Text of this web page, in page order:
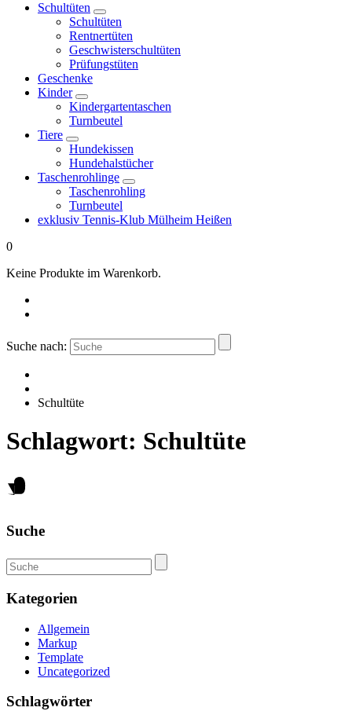
Schultüten
Schultüten
Rentnertüten
Geschwisterschultüten
Prüfungstüten
Geschenke
Kinder
Kindergartentaschen
Turnbeutel
Tiere
Hundekissen
Hundehalstücher
Taschenrohlinge
Taschenrohling
Turnbeutel
exklusiv Tennis-Klub Mülheim Heißen
0
Keine Produkte im Warenkorb.
Suche nach:
Schultüte
Schlagwort: Schultüte
Suche
Kategorien
Allgemein
Markup
Template
Uncategorized
Schlagwörter